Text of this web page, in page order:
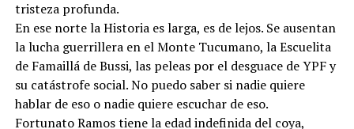
tristeza profunda.
En ese norte la Historia es larga, es de lejos. Se ausentan
la lucha guerrillera en el Monte Tucumano, la Escuelita
de Famaillá de Bussi, las peleas por el desguace de YPF y
su catástrofe social. No puedo saber si nadie quiere
hablar de eso o nadie quiere escuchar de eso.
Fortunato Ramos tiene la edad indefinida del coya,